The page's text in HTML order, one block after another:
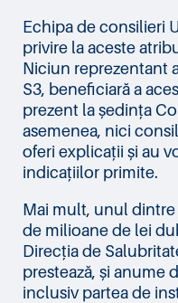
Echipa de consilieri
privire la aceste
Niciun reprezentant
S3, beneficiară a
prezent la ședința
asemenea, nici
oferi explicații și au
indicațiilor primite.
Mai mult, unul
de milioane de lei
Direcția de
prestează, și anume
inclusiv partea de